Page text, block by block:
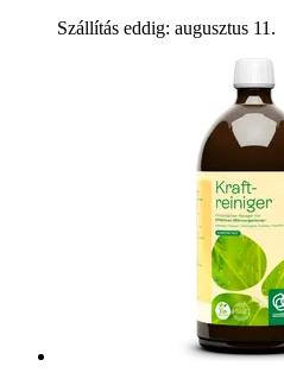
Szállítás eddig: augusztus 11.